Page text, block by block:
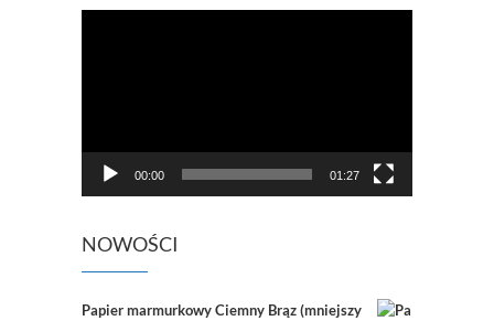
00:00 01:27
NOWOŚCI
Papier marmurkowy Ciemny Brąz (mniejszy